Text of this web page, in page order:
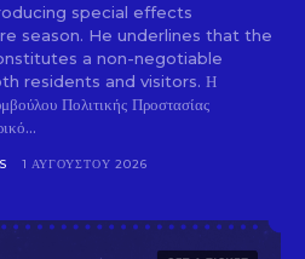
special effects
season. He underlines that the
a non-negotiable
residents and visitors. Η
Πολιτικής Προστασίας
1 ΑΥΓΟΎΣΤΟΥ 2026